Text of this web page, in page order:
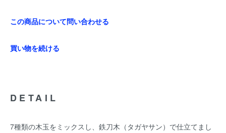
この商品について問い合わせる
買い物を続ける
DETAIL
7種類の木玉をミックスし、鉄刀木（タガヤサン）で仕立てまし